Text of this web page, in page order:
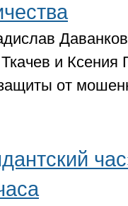
и Ксения
от